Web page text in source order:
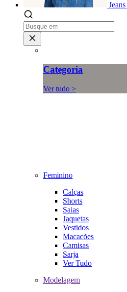
Jeans
Categoria
Ver tudo >
Feminino
Calças
Shorts
Saias
Jaquetas
Vestidos
Macacões
Camisas
Sarja
Ver Tudo
Modelagem